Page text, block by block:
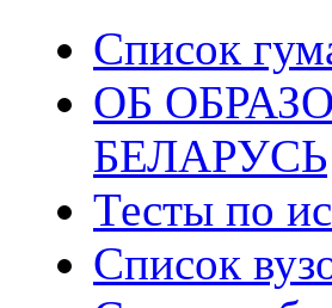
Список
ОБ
БЕЛАРУСЬ
Тесты по
Список